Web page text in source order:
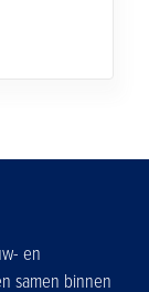
en
samen binnen